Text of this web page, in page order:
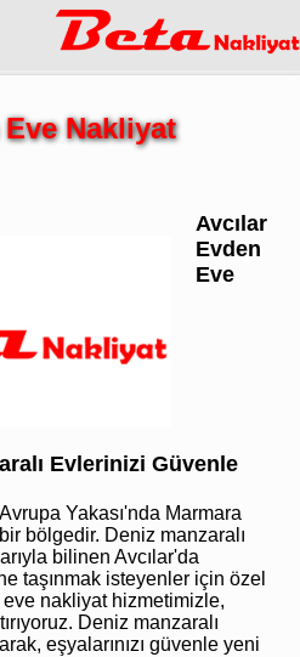
Nakliyat
Avcılar
Evden
Eve
Evlerinizi Güvenle
Yakası'nda Marmara
bölgedir. Deniz manzaralı
bilinen Avcılar'da
taşınmak isteyenler için özel
nakliyat hizmetimizle,
Deniz manzaralı
eşyalarınızı güvenle yeni